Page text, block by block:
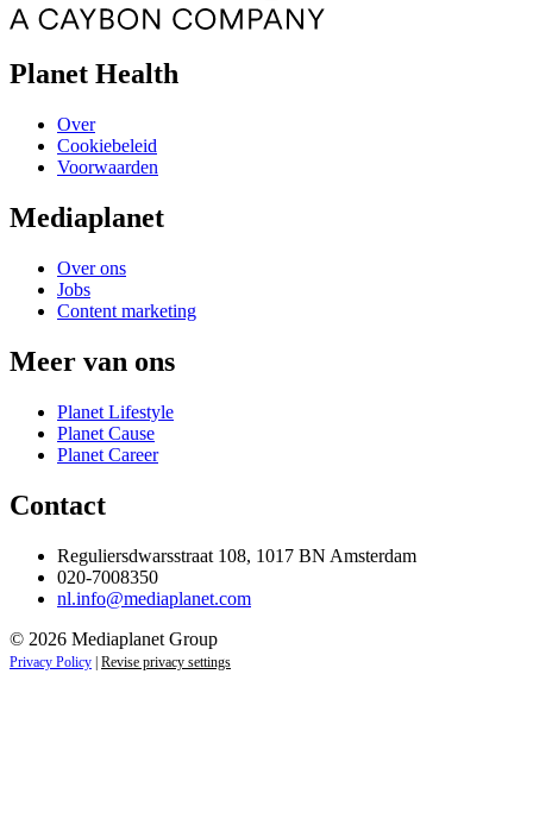
Planet Health
Over
Cookiebeleid
Voorwaarden
Mediaplanet
Over ons
Jobs
Content marketing
Meer van ons
Planet Lifestyle
Planet Cause
Planet Career
Contact
Reguliersdwarsstraat 108, 1017 BN Amsterdam
020-7008350
nl.info@mediaplanet.com
© 2026 Mediaplanet Group
Privacy Policy | Revise privacy settings